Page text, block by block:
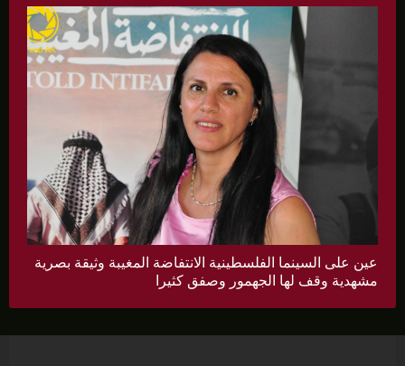
عين على السينما الفلسطينية الانتفاضة المغيبة وثيقة بصرية
مشهدية وقف لها الجهمور وصفق كثيرا